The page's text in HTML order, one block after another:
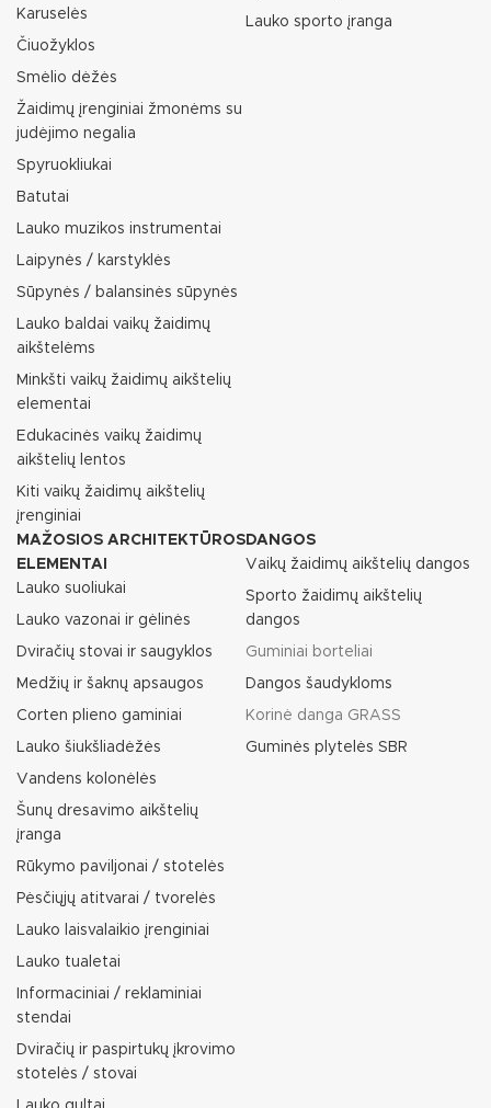
Karuselės
Čiuožyklos
Smėlio dėžės
Žaidimų įrenginiai žmonėms su
judėjimo negalia
Spyruokliukai
Batutai
Lauko muzikos instrumentai
Laipynės / karstyklės
Sūpynės / balansinės sūpynės
Lauko baldai vaikų žaidimų
aikštelėms
Minkšti vaikų žaidimų aikštelių
elementai
Edukacinės vaikų žaidimų
aikštelių lentos
Kiti vaikų žaidimų aikštelių
įrenginiai
Lauko sporto įranga
MAŽOSIOS ARCHITEKTŪROS
ELEMENTAI
Lauko suoliukai
Lauko vazonai ir gėlinės
Dviračių stovai ir saugyklos
Medžių ir šaknų apsaugos
Corten plieno gaminiai
Lauko šiukšliadėžės
Vandens kolonėlės
Šunų dresavimo aikštelių
įranga
Rūkymo paviljonai / stotelės
Pėsčiųjų atitvarai / tvorelės
Lauko laisvalaikio įrenginiai
Lauko tualetai
Informaciniai / reklaminiai
stendai
Dviračių ir paspirtukų įkrovimo
stotelės / stovai
DANGOS
Vaikų žaidimų aikštelių dangos
Sporto žaidimų aikštelių
dangos
Guminiai borteliai
Dangos šaudykloms
Korinė danga GRASS
Guminės plytelės SBR